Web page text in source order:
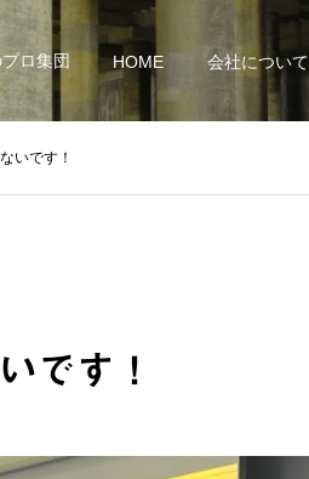
ロ集団 HOME 会社について
いです！
です！